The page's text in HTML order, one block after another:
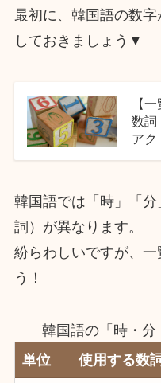
最初に、韓国語の数
しておきましょう▼
【
数詞
アク
韓国語では「時」「
詞）が異なります。
紛らわしいですが、
う！
韓国語の「時・
単位
使用する数